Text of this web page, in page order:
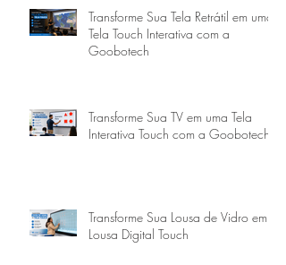
Transforme Sua Tela Retrátil em uma
Tela Touch Interativa com a
Goobotech
Transforme Sua TV em uma Tela
Interativa Touch com a Goobotech
Transforme Sua Lousa de Vidro em
Lousa Digital Touch